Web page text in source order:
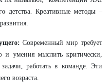
детства. Креативные методы –
Современный мир требует
и умения мыслить критически,
работать в команде. Эти
возраста.